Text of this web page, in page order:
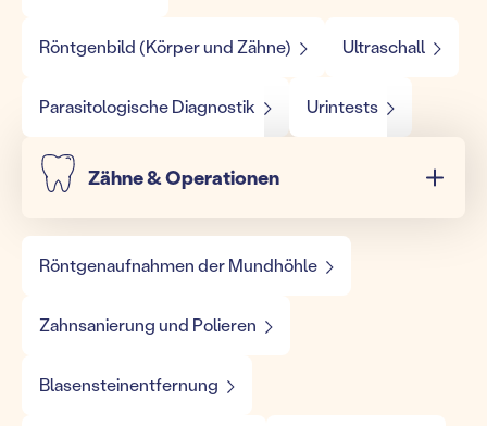
Röntgenbild (Körper und Zähne) Ultraschall
Parasitologische Diagnostik Urintests
Zähne & Operationen
Röntgenaufnahmen der Mundhöhle
Zahnsanierung und Polieren
Blasensteinentfernung